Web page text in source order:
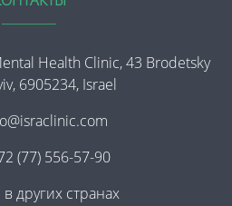
Health Clinic, 43 Brodetsky
6905234, Israel
(77) 556-57-90
других странах